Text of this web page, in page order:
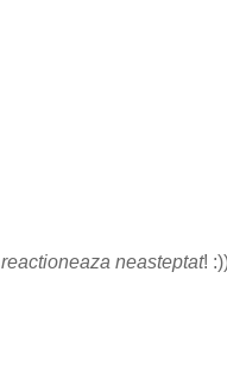
reactioneaza neasteptat!